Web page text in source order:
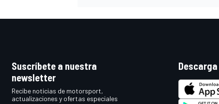
Suscríbete a nuestra
newsletter
Recibe noticias de motorsport,
actualizaciones y ofertas especiales